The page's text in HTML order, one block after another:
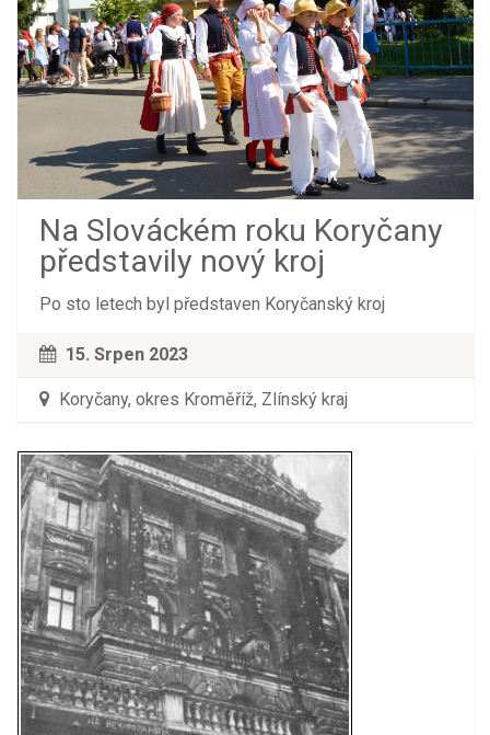
Na Slováckém roku Koryčany
představily nový kroj
Po sto letech byl představen Koryčanský kroj
15. Srpen 2023
Koryčany, okres Kroměříž, Zlínský kraj